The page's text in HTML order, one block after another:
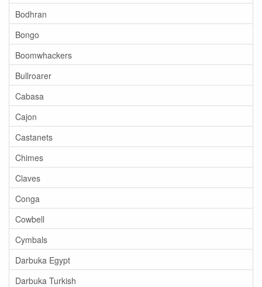
Bodhran
Bongo
Boomwhackers
Bullroarer
Cabasa
Cajon
Castanets
Chimes
Claves
Conga
Cowbell
Cymbals
Darbuka Egypt
Darbuka Turkish